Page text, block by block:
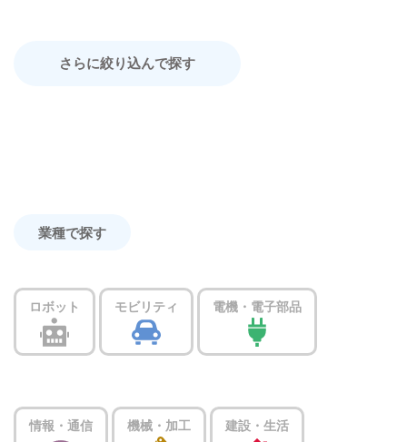
さらに絞り込んで探す
業種で探す
ロボット モビリティ 電機・電子部品
情報・通信 機械・加工 建設・生活